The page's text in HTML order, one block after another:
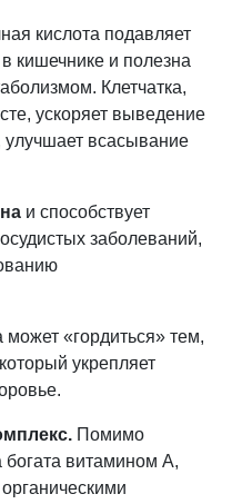
кислота подавляет
кишечнике и полезна
Клетчатка,
ускоряет выведение
улучшает всасывание
и способствует
заболеваний,
может «гордиться» тем,
укрепляет
Помимо
витамином А,